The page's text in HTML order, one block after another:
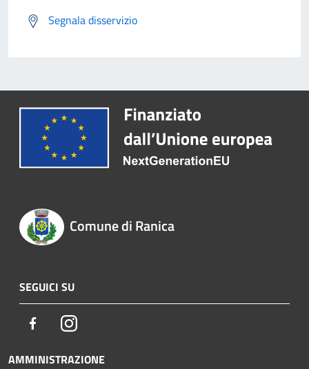
Segnala disservizio
Comune di Ranica
SEGUICI SU
FacebookInstagram
AMMINISTRAZIONE